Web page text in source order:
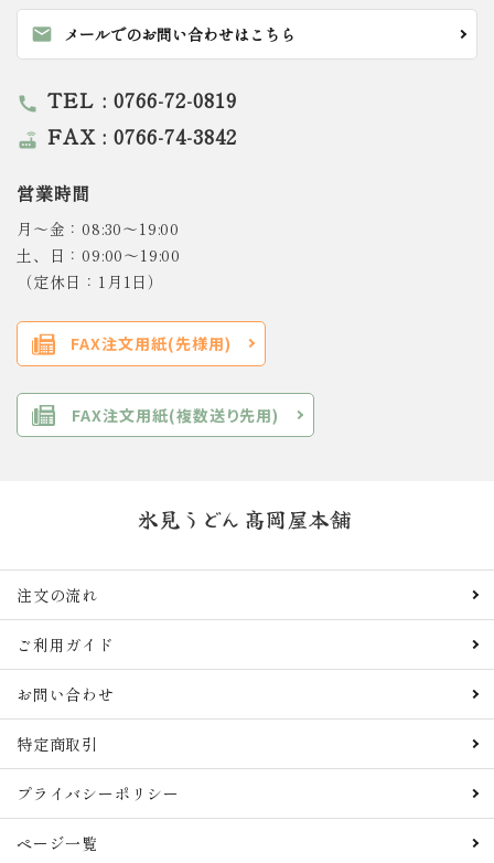
mail メールでのお問い合わせはこちら
call TEL : 0766-72-0819
router FAX : 0766-74-3842
営業時間
月～金：08:30～19:00
土、日：09:00～19:00
（定休日：1月1日）
FAX注文用紙(先様用)
FAX注文用紙(複数送り先用)
注文の流れ
ご利用ガイド
お問い合わせ
特定商取引
プライバシーポリシー
ページ一覧